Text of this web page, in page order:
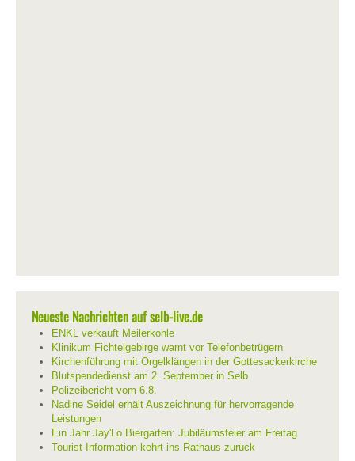
Neueste Nachrichten auf selb-live.de
ENKL verkauft Meilerkohle
Klinikum Fichtelgebirge warnt vor Telefonbetrügern
Kirchenführung mit Orgelklängen in der Gottesackerkirche
Blutspendedienst am 2. September in Selb
Polizeibericht vom 6.8.
Nadine Seidel erhält Auszeichnung für hervorragende
Leistungen
Ein Jahr Jay'Lo Biergarten: Jubiläumsfeier am Freitag
Tourist-Information kehrt ins Rathaus zurück